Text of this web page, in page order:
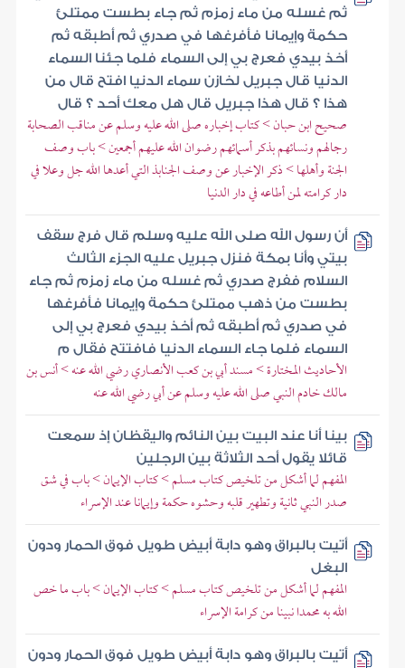
ثم غسله من ماء زمزم ثم جاء بطست ممتلئ
حكمة وإيمانا فأفرغها في صدري ثم أطبقه ثم
أخذ بيدي فعرج بي إلى السماء فلما جئنا السماء
الدنيا قال جبريل لخازن سماء الدنيا افتح قال من
هذا ؟ قال هذا جبريل قال هل معك أحد ؟ قال
صحيح ابن حبان > كتاب إخباره صلى الله عليه وسلم عن مناقب الصحابة
رجالهم ونسائهم بذكر أسمائهم رضوان الله عليهم أجمعين > باب وصف
الجنة وأهلها > ذكر الإخبار عن وصف الجنابذ التي أعدها الله جل وعلا في
دار كرامته لمن أطاعه في دار الدنيا
أن رسول الله صلى الله عليه وسلم قال فرج سقف
بيتي وأنا بمكة فنزل جبريل عليه الجزء الثالث
السلام ففرج صدري ثم غسله من ماء زمزم ثم جاء
بطست من ذهب ممتلئ حكمة وإيمانا فأفرغها
في صدري ثم أطبقه ثم أخذ بيدي فعرج بي إلى
السماء فلما جاء السماء الدنيا فافتتح فقال م
الأحاديث المختارة > مسند أبي بن كعب الأنصاري رضي الله عنه > أنس بن
مالك خادم النبي صلى الله عليه وسلم عن أبي رضي الله عنه
بينا أنا عند البيت بين النائم واليقظان إذ سمعت
قائلا يقول أحد الثلاثة بين الرجلين
المفهم لما أشكل من تلخيص كتاب مسلم > كتاب الإيمان > باب في شق
صدر النبي ثانية وتطهير قلبه وحشوه حكمة وإيمانا عند الإسراء
أتيت بالبراق وهو دابة أبيض طويل فوق الحمار ودون
البغل
المفهم لما أشكل من تلخيص كتاب مسلم > كتاب الإيمان > باب ما خص
الله به محمدا نبينا من كرامة الإسراء
أتيت بالبراق وهو دابة أبيض طويل فوق الحمار ودون